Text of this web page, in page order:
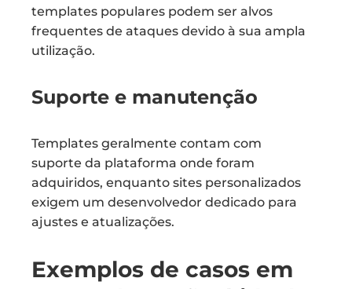
templates populares podem ser alvos
frequentes de ataques devido à sua ampla
utilização.
Suporte e manutenção
Templates geralmente contam com
suporte da plataforma onde foram
adquiridos, enquanto sites personalizados
exigem um desenvolvedor dedicado para
ajustes e atualizações.
Exemplos de casos em